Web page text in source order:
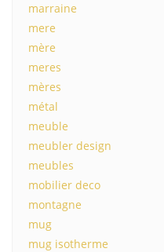
marraine
mere
mère
meres
mères
métal
meuble
meubler design
meubles
mobilier deco
montagne
mug
mug isotherme